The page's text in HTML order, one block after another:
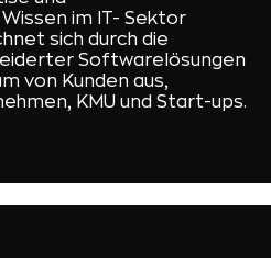
im IT- Sektor
sich durch die
Softwarelösungen
von Kunden aus,
KMU und Start-ups.